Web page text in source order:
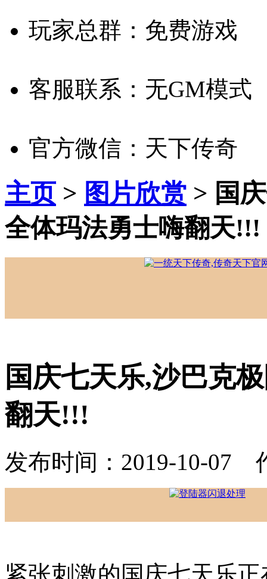
玩家总群：免费游戏
客服联系：无GM模式
官方微信：天下传奇
主页> 图片欣赏 > 国
全体玛法勇士嗨翻天!!!
国庆七天乐,沙巴克
翻天!!!
发布时间：2019-10-